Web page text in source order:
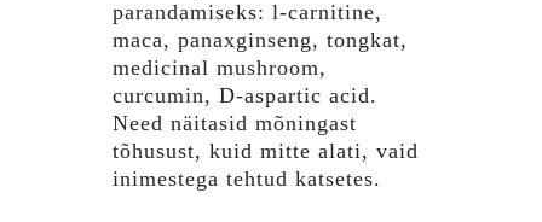
parandamiseks: l-carnitine,
maca, panaxginseng, tongkat,
medicinal mushroom,
curcumin, D-aspartic acid.
Need näitasid mõningast
tõhusust, kuid mitte alati, vaid
inimestega tehtud katsetes.